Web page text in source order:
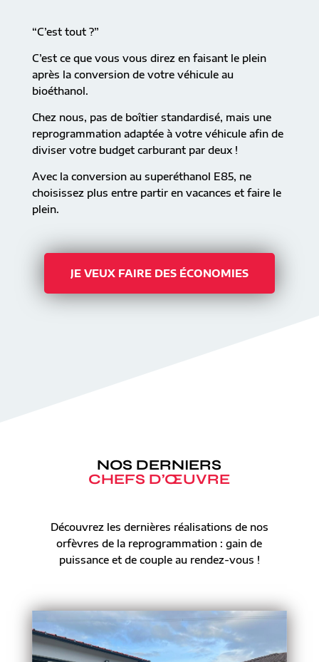
“C’est tout ?”
C’est ce que vous vous direz en faisant le plein
après la conversion de votre véhicule au
bioéthanol.
Chez nous, pas de boîtier standardisé, mais une
reprogrammation adaptée à votre véhicule afin de
diviser votre budget carburant par deux !
Avec la conversion au superéthanol E85, ne
choisissez plus entre partir en vacances et faire le
plein.
JE VEUX FAIRE DES ÉCONOMIES
NOS DERNIERS
CHEFS D’ŒUVRE
Découvrez les dernières réalisations de nos
orfèvres de la reprogrammation : gain de
puissance et de couple au rendez-vous !